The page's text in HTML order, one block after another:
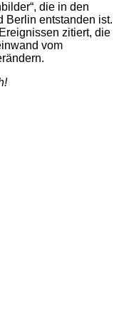
die in den
Berlin entstanden ist.
zitiert, die
vom